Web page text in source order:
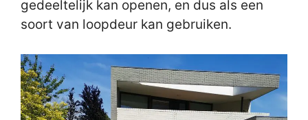
gedeeltelijk kan openen, en dus als een
soort van loopdeur kan gebruiken.